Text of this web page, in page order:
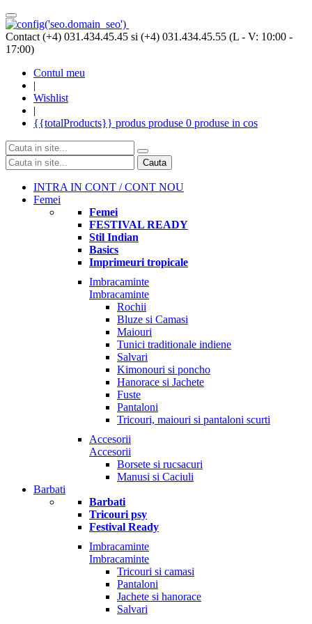
Contact (+4) 031.434.45.45 si (+4) 031.434.45.55 (L - V: 10:00 -
17:00)
Contul meu
|
Wishlist
|
{{totalProducts}} produs produse 0 produse in cos
Cauta
INTRA IN CONT / CONT NOU
Femei
Femei
FESTIVAL READY
Stil Indian
Basics
Imprimeuri tropicale
Imbracaminte
Imbracaminte
Rochii
Bluze si Camasi
Maiouri
Tunici traditionale indiene
Salvari
Kimonouri si poncho
Hanorace si Jachete
Fuste
Pantaloni
Tricouri, maiouri si pantaloni scurti
Accesorii
Accesorii
Borsete si rucsacuri
Manusi si Caciuli
Barbati
Barbati
Tricouri psy
Festival Ready
Imbracaminte
Imbracaminte
Tricouri si camasi
Pantaloni
Jachete si hanorace
Salvari